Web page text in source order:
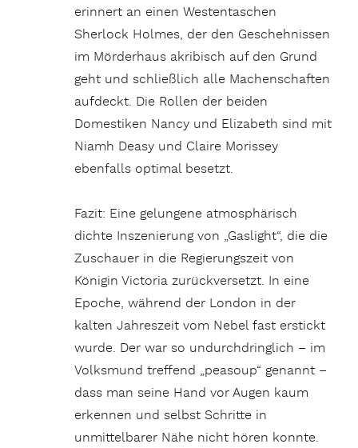
erinnert an einen Westentaschen
Sherlock Holmes, der den Geschehnissen
im Mörderhaus akribisch auf den Grund
geht und schließlich alle Machenschaften
aufdeckt. Die Rollen der beiden
Domestiken Nancy und Elizabeth sind mit
Niamh Deasy und Claire Morissey
ebenfalls optimal besetzt.
Fazit: Eine gelungene atmosphärisch
dichte Inszenierung von „Gaslight“, die die
Zuschauer in die Regierungszeit von
Königin Victoria zurückversetzt. In eine
Epoche, während der London in der
kalten Jahreszeit vom Nebel fast erstickt
wurde. Der war so undurchdringlich – im
Volksmund treffend „peasoup“ genannt –
dass man seine Hand vor Augen kaum
erkennen und selbst Schritte in
unmittelbarer Nähe nicht hören konnte.